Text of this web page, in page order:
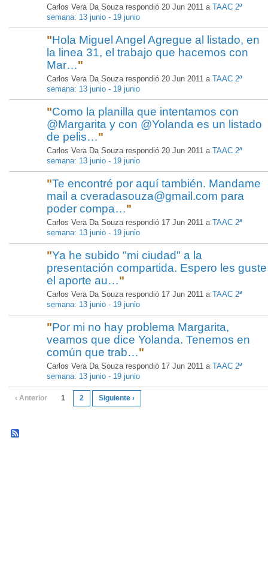
Carlos Vera Da Souza respondió 20 Jun 2011 a TAAC 2ª
semana: 13 junio - 19 junio
"Hola Miguel Angel Agregue al listado, en
la linea 31, el trabajo que hacemos con
Mar…"
Carlos Vera Da Souza respondió 20 Jun 2011 a TAAC 2ª
semana: 13 junio - 19 junio
"Como la planilla que intentamos con
@Margarita y con @Yolanda es un listado
de pelis…"
Carlos Vera Da Souza respondió 20 Jun 2011 a TAAC 2ª
semana: 13 junio - 19 junio
"Te encontré por aquí también. Mandame
mail a cveradasouza@gmail.com para
poder compa…"
Carlos Vera Da Souza respondió 17 Jun 2011 a TAAC 2ª
semana: 13 junio - 19 junio
"Ya he subido "mi ciudad" a la
presentación compartida. Espero les guste
el aporte au…"
Carlos Vera Da Souza respondió 17 Jun 2011 a TAAC 2ª
semana: 13 junio - 19 junio
"Por mi no hay problema Margarita,
veamos que dice Yolanda. Tenemos en
común que trab…"
Carlos Vera Da Souza respondió 17 Jun 2011 a TAAC 2ª
semana: 13 junio - 19 junio
‹ Anterior 1 2 Siguiente ›